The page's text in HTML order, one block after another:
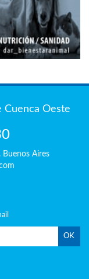
Cuenca Oeste
Buenos Aires
OK